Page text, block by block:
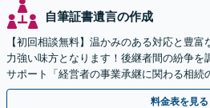
自筆証書遺言の作成
【初回相談無料】温かみのある対応と豊
力強い味方となります！後継者間の紛争を
サポート「経営者の事業承継に関わる相続
の名義変更など、事業承継特有の資産管理
料金表を見る